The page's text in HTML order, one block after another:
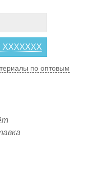
XXXXXXX
по оптовым